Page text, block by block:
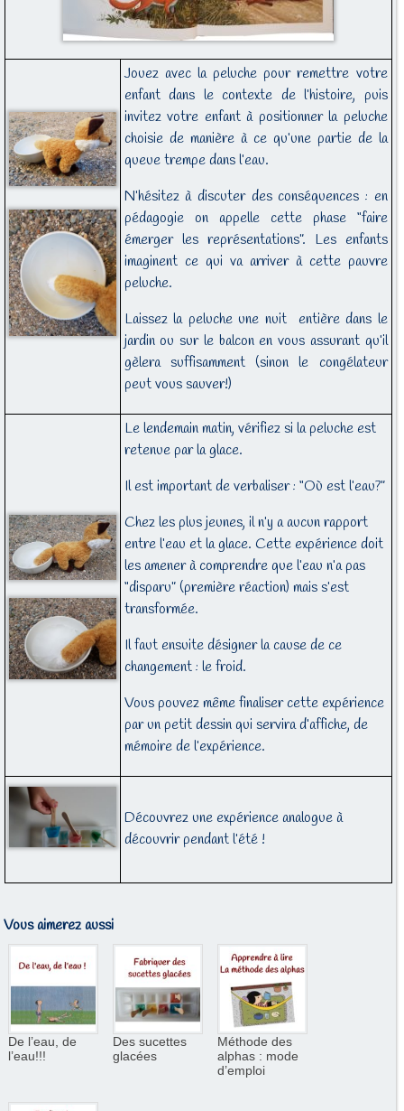
Jouez avec la peluche pour remettre votre
enfant dans le contexte de l’histoire, puis
invitez votre enfant à positionner la peluche
choisie de manière à ce qu’une partie de la
queue trempe dans l’eau.
N’hésitez à discuter des conséquences : en
pédagogie on appelle cette phase “faire
émerger les représentations”. Les enfants
imaginent ce qui va arriver à cette pauvre
peluche.
Laissez la peluche une nuit entière dans le
jardin ou sur le balcon en vous assurant qu’il
gèlera suffisamment (sinon le congélateur
peut vous sauver!)
Le lendemain matin, vérifiez si la peluche est
retenue par la glace.
Il est important de verbaliser : “Où est l’eau?”
Chez les plus jeunes, il n’y a aucun rapport
entre l’eau et la glace. Cette expérience doit
les amener à comprendre que l’eau n’a pas
“disparu” (première réaction) mais s’est
transformée.
Il faut ensuite désigner la cause de ce
changement : le froid.
Vous pouvez même finaliser cette expérience
par un petit dessin qui servira d’affiche, de
mémoire de l’expérience.
Découvrez une expérience analogue à
découvrir pendant l’été !
Vous aimerez aussi
De l’eau, de
l’eau!!!
Des sucettes
glacées
Méthode des
alphas : mode
d’emploi